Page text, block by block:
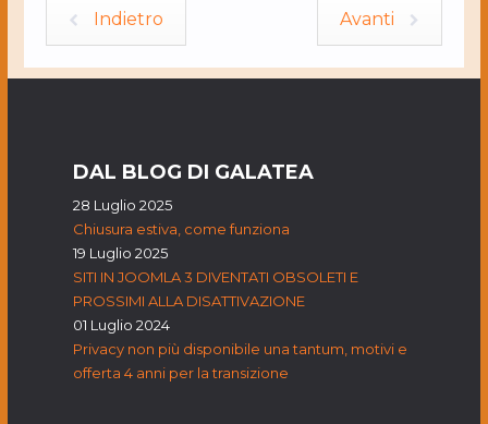
Indietro Avanti
DAL BLOG DI GALATEA
28 Luglio 2025
Chiusura estiva, come funziona
19 Luglio 2025
SITI IN JOOMLA 3 DIVENTATI OBSOLETI E
PROSSIMI ALLA DISATTIVAZIONE
01 Luglio 2024
Privacy non più disponibile una tantum, motivi e
offerta 4 anni per la transizione